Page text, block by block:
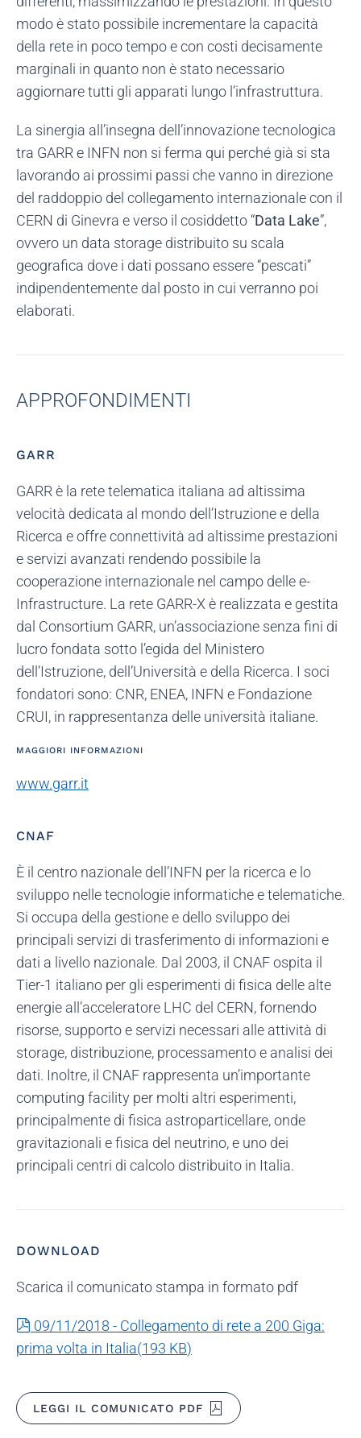
modo è stato possibile incrementare la capacità
della rete in poco tempo e con costi decisamente
marginali in quanto non è stato necessario
aggiornare tutti gli apparati lungo l’infrastruttura.
La sinergia all’insegna dell’innovazione tecnologica
tra GARR e INFN non si ferma qui perché già si sta
lavorando ai prossimi passi che vanno in direzione
del raddoppio del collegamento internazionale con il
CERN di Ginevra e verso il cosiddetto “Data Lake”,
ovvero un data storage distribuito su scala
geografica dove i dati possano essere “pescati”
indipendentemente dal posto in cui verranno poi
elaborati.
APPROFONDIMENTI
GARR
GARR è la rete telematica italiana ad altissima
velocità dedicata al mondo dell’Istruzione e della
Ricerca e offre connettività ad altissime prestazioni
e servizi avanzati rendendo possibile la
cooperazione internazionale nel campo delle e-
Infrastructure. La rete GARR-X è realizzata e gestita
dal Consortium GARR, un’associazione senza fini di
lucro fondata sotto l’egida del Ministero
dell’Istruzione, dell’Università e della Ricerca. I soci
fondatori sono: CNR, ENEA, INFN e Fondazione
CRUI, in rappresentanza delle università italiane.
MAGGIORI INFORMAZIONI
www.garr.it
CNAF
È il centro nazionale dell’INFN per la ricerca e lo
sviluppo nelle tecnologie informatiche e telematiche.
Si occupa della gestione e dello sviluppo dei
principali servizi di trasferimento di informazioni e
dati a livello nazionale. Dal 2003, il CNAF ospita il
Tier-1 italiano per gli esperimenti di fisica delle alte
energie all’acceleratore LHC del CERN, fornendo
risorse, supporto e servizi necessari alle attività di
storage, distribuzione, processamento e analisi dei
dati. Inoltre, il CNAF rappresenta un’importante
computing facility per molti altri esperimenti,
principalmente di fisica astroparticellare, onde
gravitazionali e fisica del neutrino, e uno dei
principali centri di calcolo distribuito in Italia.
DOWNLOAD
Scarica il comunicato stampa in formato pdf
pdf
09/11/2018 - Collegamento di rete a 200 Giga:
prima volta in Italia(193 KB)
LEGGI IL COMUNICATO PDF